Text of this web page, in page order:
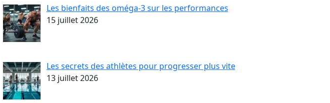
Les bienfaits des oméga-3 sur les performances
15 juillet 2026
Les secrets des athlètes pour progresser plus vite
13 juillet 2026